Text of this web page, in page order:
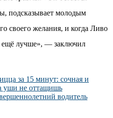
подсказывает молодым
своего желания, и когда Ливо
ещё лучше», — заключил
за 15 минут: сочная и
уши не оттащишь
водитель